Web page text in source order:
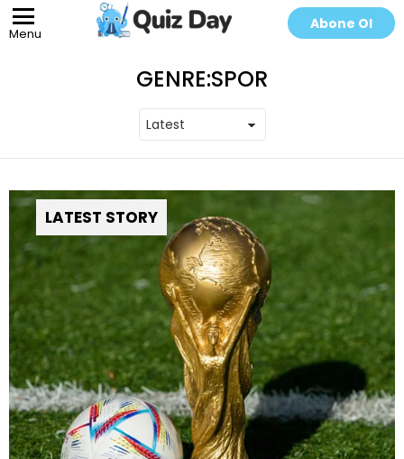
Menu
Abone Ol
GENRE:SPOR
LATEST STORY